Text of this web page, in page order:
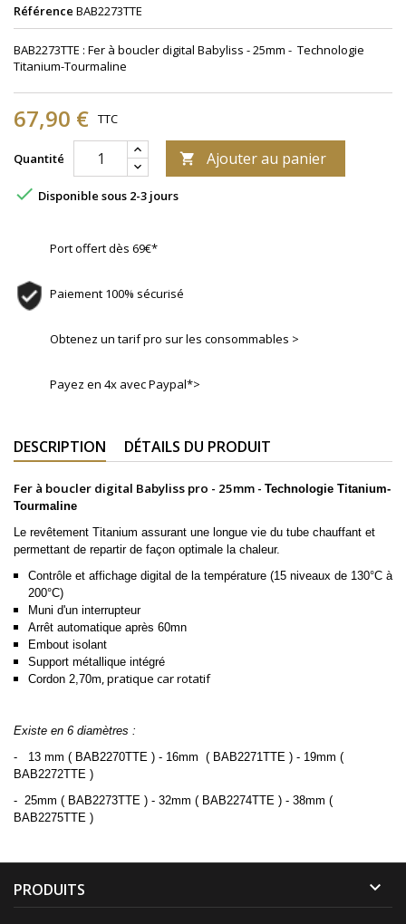
Référence BAB2273TTE
BAB2273TTE : Fer à boucler digital Babyliss - 25mm - Technologie
Titanium-Tourmaline
67,90 € TTC
Quantité  Ajouter au panier
 Disponible sous 2-3 jours
Port offert dès 69€*
Paiement 100% sécurisé
Obtenez un tarif pro sur les consommables >
Payez en 4x avec Paypal*>
DESCRIPTION DÉTAILS DU PRODUIT
Fer à boucler digital Babyliss pro - 25mm - Technologie Titanium-
Tourmaline
Le revêtement Titanium assurant une longue vie du tube chauffant et
permettant de repartir de façon optimale la chaleur.
Contrôle et affichage digital de la température (15 niveaux de 130°C à
200°C)
Muni d'un interrupteur
Arrêt automatique après 60mn
Embout isolant
Support métallique intégré
Cordon 2,70m, pratique car rotatif
Existe en 6 diamètres :
- 13 mm ( BAB2270TTE ) - 16mm ( BAB2271TTE ) - 19mm (
BAB2272TTE )
- 25mm ( BAB2273TTE ) - 32mm ( BAB2274TTE ) - 38mm (
BAB2275TTE )
PRODUITS 